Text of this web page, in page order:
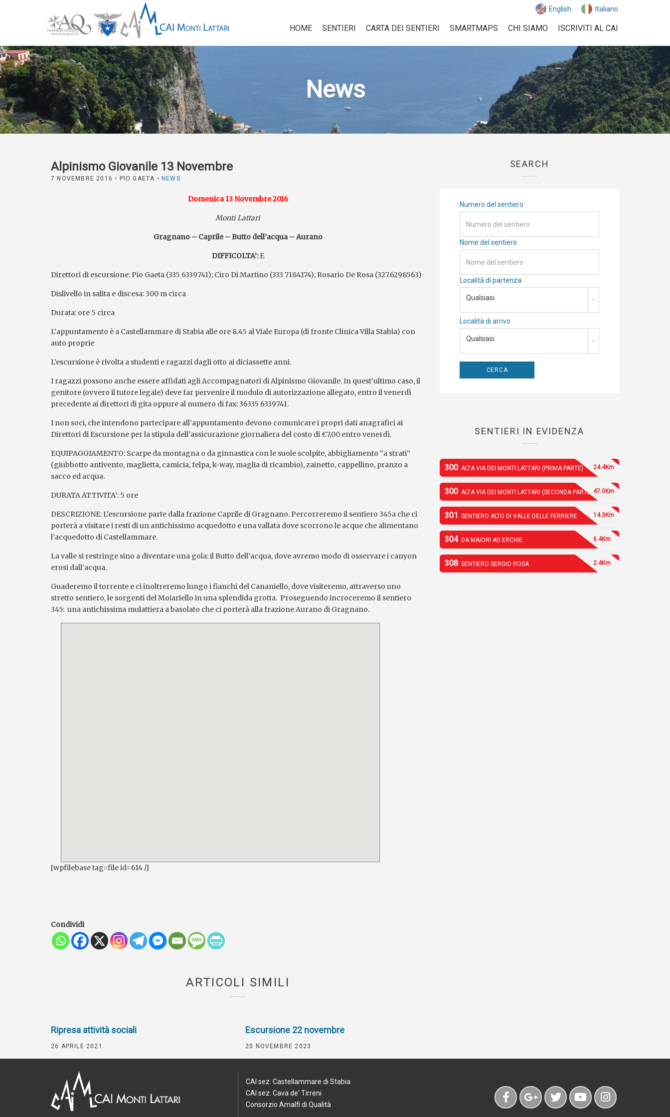
English Italiano
HOME SENTIERI CARTA DEI SENTIERI SMARTMAPS CHI SIAMO ISCRIVITI AL CAI
News
Alpinismo Giovanile 13 Novembre
7 NOVEMBRE 2016 • PIO GAETA • NEWS
Domenica 13 Novembre 2016
Monti Lattari
Gragnano – Caprile – Butto dell’acqua – Aurano
DIFFICOLTA’:E
Direttori di escursione: Pio Gaeta (335 6339741); Ciro Di Martino (333 7184174); Rosario De Rosa (327.6298563)
Dislivello in salita e discesa: 300 m circa
Durata: ore 5 circa
L’appuntamento è a Castellammare di Stabia alle ore 8.45 al Viale Europa (di fronte Clinica Villa Stabia) con
auto proprie
L’escursione è rivolta a studenti e ragazzi dagli otto ai diciassette anni.
I ragazzi possono anche essere affidati agli Accompagnatori di Alpinismo Giovanile. In quest’ultimo caso, il
genitore (ovvero il tutore legale) deve far pervenire il modulo di autorizzazione allegato, entro il venerdì
precedente ai direttori di gita oppure al numero di fax: 36335 6339741.
I non soci, che intendono partecipare all’appuntamento devono comunicare i propri dati anagrafici ai
Direttori di Escursione per la stipula dell’assicurazione giornaliera del costo di €7,00 entro venerdì.
EQUIPAGGIAMENTO: Scarpe da montagna o da ginnastica con le suole scolpite, abbigliamento “a strati”
(giubbotto antivento, maglietta, camicia, felpa, k-way, maglia di ricambio), zainetto, cappellino, pranzo a
sacco ed acqua.
DURATA ATTIVITA’: 5 ore
DESCRIZIONE: L’escursione parte dalla frazione Caprile di Gragnano. Percorreremo il sentiero 345a che ci
porterà a visitare i resti di un antichissimo acquedotto e una vallata dove scorrono le acque che alimentano
l’acquedotto di Castellammare.
La valle si restringe sino a diventare una gola: il Butto dell’acqua, dove avremo modo di osservare i canyon
erosi dall’acqua.
Guaderemo il torrente e ci inoltreremo lungo i fianchi del Cananiello, dove visiteremo, attraverso uno
stretto sentiero, le sorgenti del Moiariello in una splendida grotta. Proseguendo incroceremo il sentiero
345: una antichissima mulattiera a basolato che ci porterà alla frazione Aurano di Gragnano.
[wpfilebase tag=file id=614 /]
Condividi
ARTICOLI SIMILI
Ripresa attività sociali
26 APRILE 2021
Escursione 22 novembre
20 NOVEMBRE 2023
SEARCH
Numero del sentiero
Nome del sentiero
Località di partenza
Qualsiasi
Località di arrivo
Qualsiasi
SENTIERI IN EVIDENZA
300 ALTA VIA DEI MONTI LATTARI (PRIMA PARTE) 24.4Km
300 ALTA VIA DEI MONTI LATTARI (SECONDA PARTE) 47.0Km
301 SENTIERO ALTO DI VALLE DELLE FERRIERE 14.3Km
304 DA MAIORI AD ERCHIE 6.4Km
308 SENTIERO SERGIO ROSA 2.4Km
CAI sez. Castellammare di Stabia
CAI sez. Cava de' Tirreni
Consorzio Amalfi di Qualità